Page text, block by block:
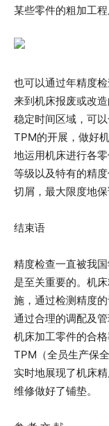
某些零件的粗加工
也可以通过年精度
来到机床报废或改
稳定时间区域，可
TPM的开展，做好
地运用机床进行各
等级以及特有的精
切屑，最大限度地
结束语
精度检查一直被我
是至关重要的。机
施，通过检测精度
通过合理的调配及
机床加工零件的合
TPM（全员生产保
实时地展现了机床
维修做好了铺垫。